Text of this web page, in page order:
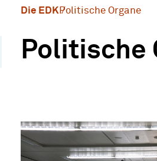
Die EDKPolitische Organe
Politische